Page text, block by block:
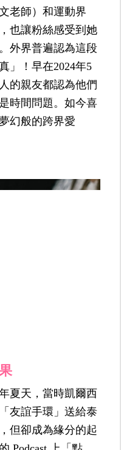
老師）和運動界
也讓粉絲感受到她
外界普遍認為這段
」！早在2024年5
的親友都認為他們
時間問題。如今喜
幻般的跨界愛
夏天，當時凱爾西
友誼手環」送給泰
但卻成為緣分的起